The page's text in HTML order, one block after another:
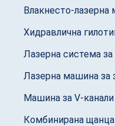
Влакнесто-лазерна
Хидравлична
Лазерна система
Лазерна машина за
Машина за V-канали
Комбинирана щанца